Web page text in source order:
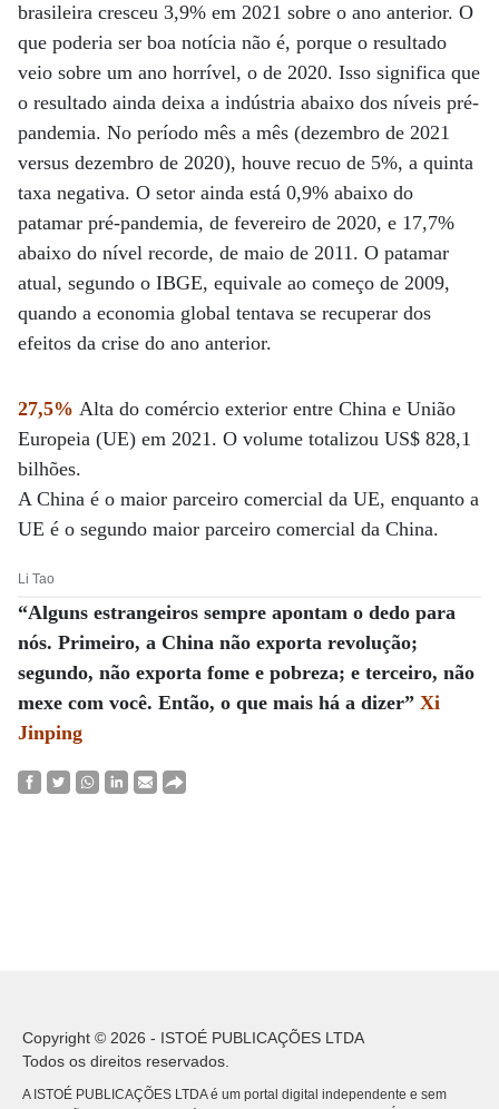
brasileira cresceu 3,9% em 2021 sobre o ano anterior. O
que poderia ser boa notícia não é, porque o resultado
veio sobre um ano horrível, o de 2020. Isso significa que
o resultado ainda deixa a indústria abaixo dos níveis pré-
pandemia. No período mês a mês (dezembro de 2021
versus dezembro de 2020), houve recuo de 5%, a quinta
taxa negativa. O setor ainda está 0,9% abaixo do
patamar pré-pandemia, de fevereiro de 2020, e 17,7%
abaixo do nível recorde, de maio de 2011. O patamar
atual, segundo o IBGE, equivale ao começo de 2009,
quando a economia global tentava se recuperar dos
efeitos da crise do ano anterior.
27,5% Alta do comércio exterior entre China e União
Europeia (UE) em 2021. O volume totalizou US$ 828,1
bilhões.
A China é o maior parceiro comercial da UE, enquanto a
UE é o segundo maior parceiro comercial da China.
Li Tao
“Alguns estrangeiros sempre apontam o dedo para
nós. Primeiro, a China não exporta revolução;
segundo, não exporta fome e pobreza; e terceiro, não
mexe com você. Então, o que mais há a dizer” Xi
Jinping
Copyright © 2026 - ISTOÉ PUBLICAÇÕES LTDA
Todos os direitos reservados.
A ISTOÉ PUBLICAÇÕES LTDA é um portal digital independente e sem